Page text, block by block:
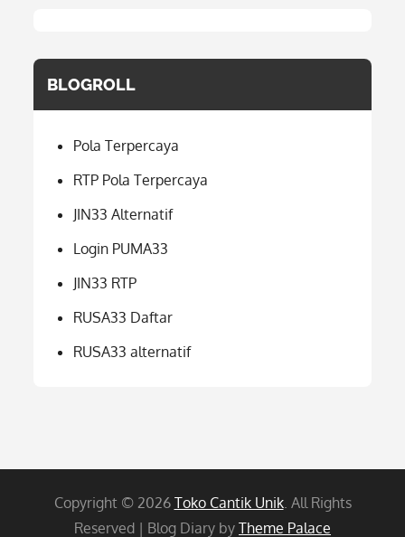
BLOGROLL
Pola Terpercaya
RTP Pola Terpercaya
JIN33 Alternatif
Login PUMA33
JIN33 RTP
RUSA33 Daftar
RUSA33 alternatif
Copyright © 2026 Toko Cantik Unik. All Rights
Reserved | Blog Diary by Theme Palace